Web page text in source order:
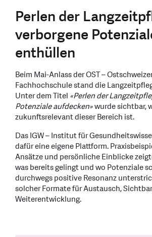
Perlen der
verborgene
enthüllen
Beim Mai-Anlass der OST –
Fachhochschule stand die
Unter dem Titel «Perlen der
Potenziale aufdecken»wurde sichtbar,
zukunftsrelevant dieser Bereich ist.
Das IGW – Institut für
dafür eine eigene Plattform.
Ansätze und persönliche Einblicke
was bereits gelingt und wo Potenziale
durchwegs positive Resonanz
solcher Formate für Austausch,
Weiterentwicklung.